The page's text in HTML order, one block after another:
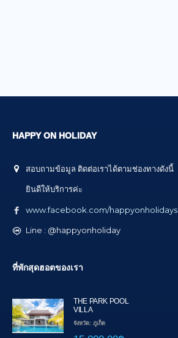
HAPPY ON HOLIDAY
สอบถามข้อมูล ติดต่อเราได้ตามช่องทางดังนี้
ยินดีให้บริการค่ะ
www.facebook.com/happyonholidays
Line : @happyonholiday
ที่พักสุดฮอตของเรา
THE PARK POOL
VILLA
จังหวัด: ภูเก็ต